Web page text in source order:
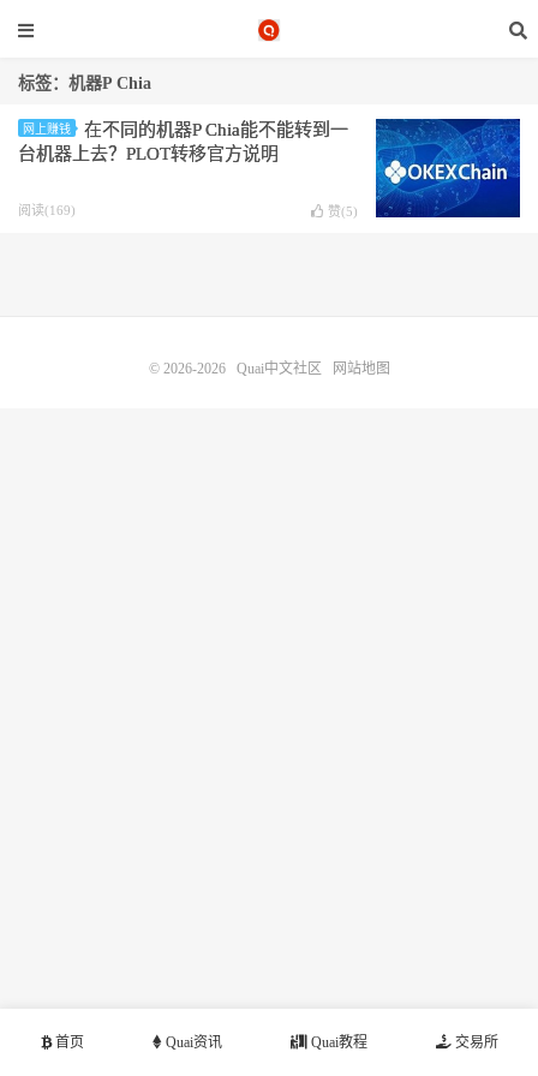
标签：机器P Chia
网上赚钱
在不同的机器P Chia能不能转到一
台机器上去？PLOT转移官方说明
阅读(169) 赞(5)
首页 Quai资讯 Quai教程 交易所
© 2026-2026 Quai中文社区 网站地图